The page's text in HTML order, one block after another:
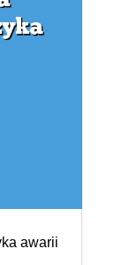
awarii